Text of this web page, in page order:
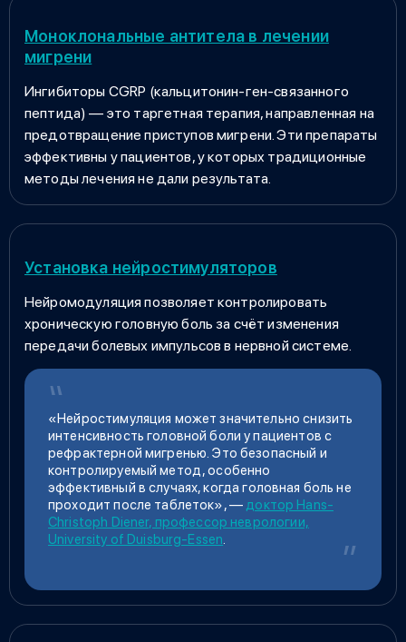
Моноклональные антитела в лечении
мигрени
Ингибиторы CGRP (кальцитонин-ген-связанного
пептида) — это таргетная терапия, направленная на
предотвращение приступов мигрени. Эти препараты
эффективны у пациентов, у которых традиционные
методы лечения не дали результата.
Установка нейростимуляторов
Нейромодуляция позволяет контролировать
хроническую головную боль за счёт изменения
передачи болевых импульсов в нервной системе.
«Нейростимуляция может значительно снизить
интенсивность головной боли у пациентов с
рефрактерной мигренью. Это безопасный и
контролируемый метод, особенно
эффективный в случаях, когдаголовная боль не
проходит после таблеток», — доктор Hans-
Christoph Diener, профессор неврологии,
University of Duisburg-Essen.